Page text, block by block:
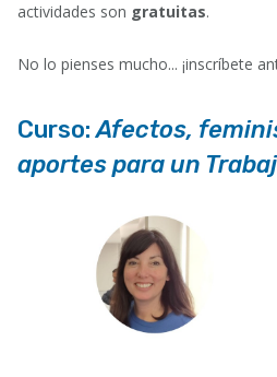
actividades son gratuitas.
No lo pienses mucho... ¡inscríbete
Curso:Afectos,
aportes para un